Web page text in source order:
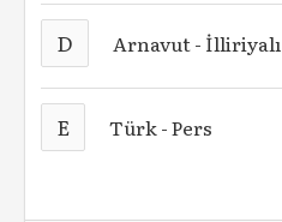
D Arnavut - İlliriyalı
E Türk - Pers